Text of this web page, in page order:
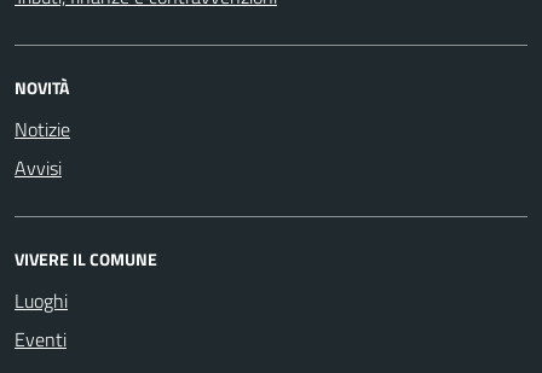
NOVITÀ
Notizie
Avvisi
VIVERE IL COMUNE
Luoghi
Eventi